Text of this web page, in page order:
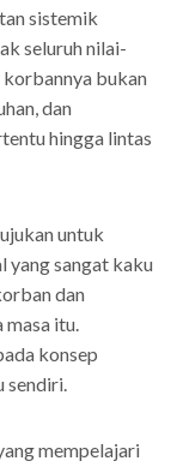
sistemik
seluruh nilai-
bukan
dan
hingga lintas
untuk
yang sangat kaku
dan
itu.
konsep
sendiri.
mempelajari